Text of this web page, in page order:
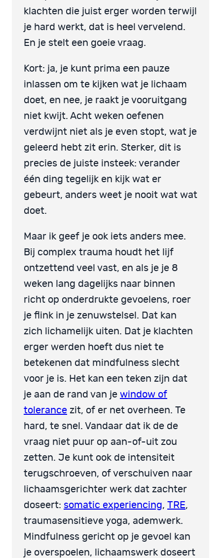
klachten die juist erger worden terwijl
je hard werkt, dat is heel vervelend.
En je stelt een goeie vraag.
Kort: ja, je kunt prima een pauze
inlassen om te kijken wat je lichaam
doet, en nee, je raakt je vooruitgang
niet kwijt. Acht weken oefenen
verdwijnt niet als je even stopt, wat je
geleerd hebt zit erin. Sterker, dit is
precies de juiste insteek: verander
één ding tegelijk en kijk wat er
gebeurt, anders weet je nooit wat wat
doet.
Maar ik geef je ook iets anders mee.
Bij complex trauma houdt het lijf
ontzettend veel vast, en als je je 8
weken lang dagelijks naar binnen
richt op onderdrukte gevoelens, roer
je flink in je zenuwstelsel. Dat kan
zich lichamelijk uiten. Dat je klachten
erger werden hoeft dus niet te
betekenen dat mindfulness slecht
voor je is. Het kan een teken zijn dat
je aan de rand van je window of
tolerance zit, of er net overheen. Te
hard, te snel. Vandaar dat ik de de
vraag niet puur op aan-of-uit zou
zetten. Je kunt ook de intensiteit
terugschroeven, of verschuiven naar
lichaamsgerichter werk dat zachter
doseert: somatic experiencing, TRE,
traumasensitieve yoga, ademwerk.
Mindfulness gericht op je gevoel kan
je overspoelen, lichaamswerk doseert